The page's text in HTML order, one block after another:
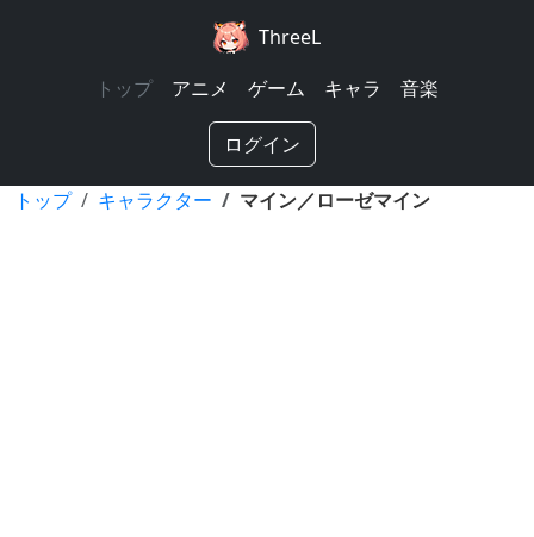
ThreeL
トップ
アニメ ゲーム キャラ 音楽
ログイン
トップ キャラクター マイン／ローゼマイン